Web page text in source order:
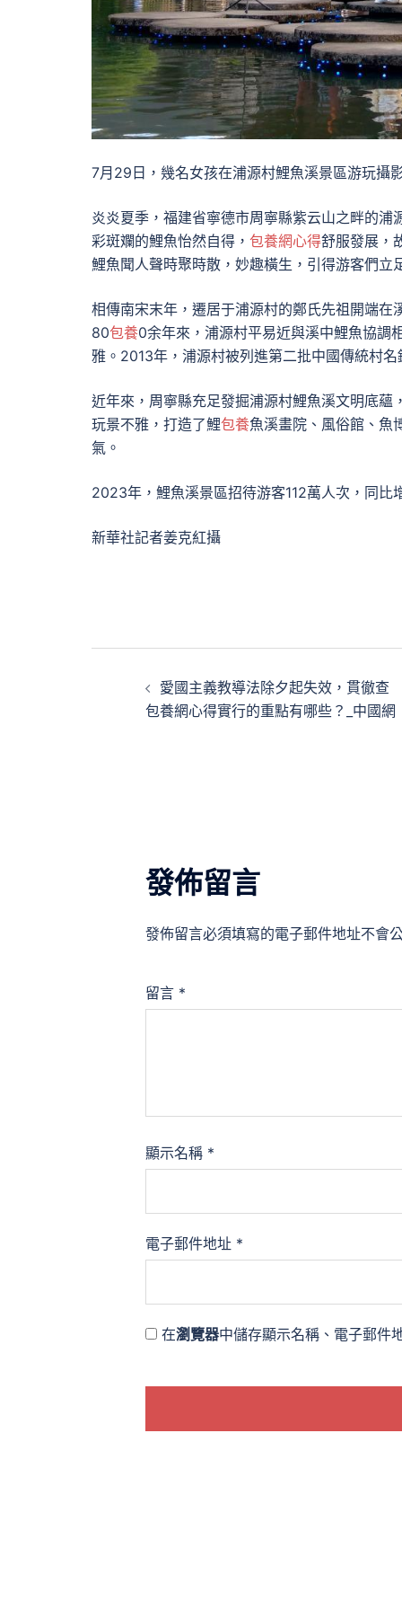
7月29日，幾名女孩在浦源村鯉魚溪景區游玩攝
炎炎夏季，福建省寧德市周寧縣紫云山之畔的
彩斑斕的鯉魚怡然自得， 包養網心得舒服發展，
鯉魚聞人聲時聚時散，妙趣橫生，引得游客們立
相傳南宋末年，遷居于浦源村的鄭氏先祖開端在
80包養0余年來，浦源村平易近與溪中鯉魚協調
雅。2013年，浦源村被列進第二批中國傳統村名
近年來，周寧縣充足發掘浦源村鯉魚溪文明底
玩景不雅，打造了鯉包養魚溪畫院、風俗館、魚
氣。
2023年，鯉魚溪景區招待游客112萬人次，同比
新華社記者姜克紅攝
愛國主義教導法除夕起失效，貫徹查
包養網心得實行的重點有哪些？_中國網
發佈留言
發佈留言必須填寫的電子郵件地址不會
留言 *
顯示名稱 *
電子郵件地址 *
在瀏覽器中儲存顯示名稱、電子郵件